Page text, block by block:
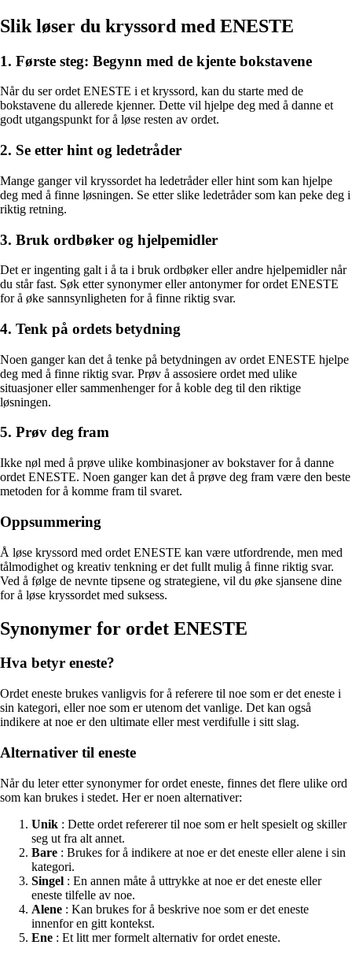
Slik løser du kryssord med ENESTE
1. Første steg: Begynn med de kjente bokstavene
Når du ser ordet ENESTE i et kryssord, kan du starte med de
bokstavene du allerede kjenner. Dette vil hjelpe deg med å danne et
godt utgangspunkt for å løse resten av ordet.
2. Se etter hint og ledetråder
Mange ganger vil kryssordet ha ledetråder eller hint som kan hjelpe
deg med å finne løsningen. Se etter slike ledetråder som kan peke deg i
riktig retning.
3. Bruk ordbøker og hjelpemidler
Det er ingenting galt i å ta i bruk ordbøker eller andre hjelpemidler når
du står fast. Søk etter synonymer eller antonymer for ordet ENESTE
for å øke sannsynligheten for å finne riktig svar.
4. Tenk på ordets betydning
Noen ganger kan det å tenke på betydningen av ordet ENESTE hjelpe
deg med å finne riktig svar. Prøv å assosiere ordet med ulike
situasjoner eller sammenhenger for å koble deg til den riktige
løsningen.
5. Prøv deg fram
Ikke nøl med å prøve ulike kombinasjoner av bokstaver for å danne
ordet ENESTE. Noen ganger kan det å prøve deg fram være den beste
metoden for å komme fram til svaret.
Oppsummering
Å løse kryssord med ordet ENESTE kan være utfordrende, men med
tålmodighet og kreativ tenkning er det fullt mulig å finne riktig svar.
Ved å følge de nevnte tipsene og strategiene, vil du øke sjansene dine
for å løse kryssordet med suksess.
Synonymer for ordet ENESTE
Hva betyr eneste?
Ordet eneste brukes vanligvis for å referere til noe som er det eneste i
sin kategori, eller noe som er utenom det vanlige. Det kan også
indikere at noe er den ultimate eller mest verdifulle i sitt slag.
Alternativer til eneste
Når du leter etter synonymer for ordet eneste, finnes det flere ulike ord
som kan brukes i stedet. Her er noen alternativer:
Unik : Dette ordet refererer til noe som er helt spesielt og skiller
seg ut fra alt annet.
Bare : Brukes for å indikere at noe er det eneste eller alene i sin
kategori.
Singel : En annen måte å uttrykke at noe er det eneste eller
eneste tilfelle av noe.
Alene : Kan brukes for å beskrive noe som er det eneste
innenfor en gitt kontekst.
Ene : Et litt mer formelt alternativ for ordet eneste.